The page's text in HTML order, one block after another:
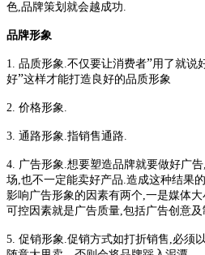
色,品牌策划就会越成功.
品牌形象
1. 品质形象.不仅要让消费者”用了就说
好”这样才能打造良好的品质形象
2. 价格形象.
3. 通路形象.指销售通路.
4. 广告形象.想要塑造品牌就要做好广告,
场,也不一定能卖好产品.造成这种结果
影响广告形象的因素有两个,一是媒体
可控因素就是广告质量,包括广告创意
5. 促销形象.促销方式如打折销售,必须